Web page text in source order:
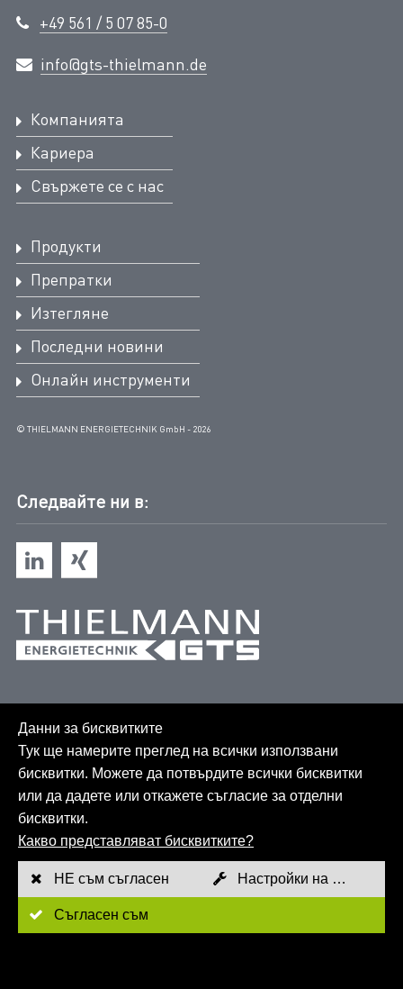
+49 561 / 5 07 85-0
info@gts-thielmann.de
Компанията
Кариера
Свържете се с нас
Продукти
Препратки
Изтегляне
Последни новини
Онлайн инструменти
© THIELMANN ENERGIETECHNIK GmbH - 2026
Следвайте ни в:
Карта на сайта
Отпечатък
Политика за поверителност
Данни за бисквитките
Тук ще намерите преглед на всички използвани
бисквитки. Можете да потвърдите всички бисквитки
или да дадете или откажете съгласие за отделни
бисквитки.
Какво представляват бисквитките?
НЕ съм съгласен Настройки на бисквитките
Съгласен съм